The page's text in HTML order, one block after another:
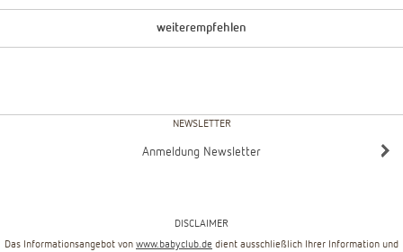
weiterempfehlen
NEWSLETTER
Anmeldung Newsletter
DISCLAIMER
Das Informationsangebot von www.babyclub.de dient ausschließlich Ihrer Information und